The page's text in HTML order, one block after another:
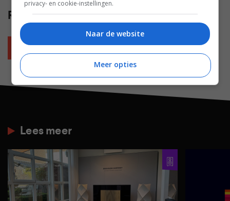
Reacties(0)
Plaats reactie
Lees meer
privacy- en cookie-instellingen.
Naar de website
Meer opties